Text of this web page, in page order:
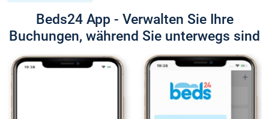
Beds24 App - Verwalten Sie Ihre
Buchungen, während Sie unterwegs sind